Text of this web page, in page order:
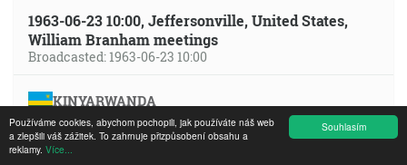
Souhlasím
Používáme cookies, abychom pochopili, jak používáte náš web
a zlepšili váš zážitek. To zahrnuje přizpůsobení obsahu a
reklamy. Více...
1963-06-23 10:00, Jeffersonville, United States,
William Branham meetings
Broadcasted: 1963-06-23 10:00
KINYARWANDA
1963_06_23 Ikimenyetso gitukura cyo kuza Kwe
MP3